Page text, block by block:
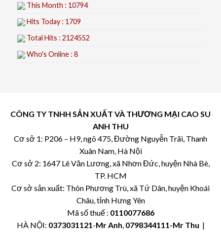
This Month : 10794
Hits Today : 1709
Total Hits : 2124552
Who's Online : 8
CÔNG TY TNHH SẢN XUẤT VÀ THƯƠNG MẠI CAO SU
ANH THU
Cơ sở 1: P206 – H9, ngõ 475, Đường Nguyễn Trãi, Thanh
Xuân Nam, Hà Nội
Cơ sở 2: 1647 Lê Văn Lương, xã Nhơn Đức, huyện Nhà Bè,
TP. HCM
Cơ sở sản xuất: Thôn Phương Trù, xã Tứ Dân, huyện Khoái
Châu, tỉnh Hưng Yên
Mã số thuế : 0110077686
HÀ NỘI: 0373031121-Mr Anh, 0798344111-Mr Thu |